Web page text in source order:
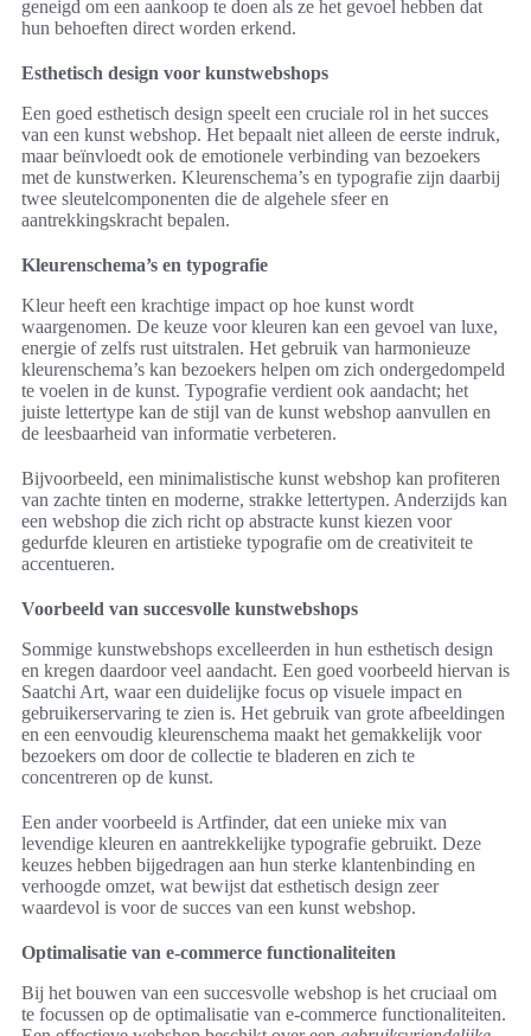
geneigd om een aankoop te doen als ze het gevoel hebben dat
hun behoeften direct worden erkend.
Esthetisch design voor kunstwebshops
Een goed esthetisch design speelt een cruciale rol in het succes
van een kunst webshop. Het bepaalt niet alleen de eerste indruk,
maar beïnvloedt ook de emotionele verbinding van bezoekers
met de kunstwerken. Kleurenschema’s en typografie zijn daarbij
twee sleutelcomponenten die de algehele sfeer en
aantrekkingskracht bepalen.
Kleurenschema’s en typografie
Kleur heeft een krachtige impact op hoe kunst wordt
waargenomen. De keuze voor kleuren kan een gevoel van luxe,
energie of zelfs rust uitstralen. Het gebruik van harmonieuze
kleurenschema’s kan bezoekers helpen om zich ondergedompeld
te voelen in de kunst. Typografie verdient ook aandacht; het
juiste lettertype kan de stijl van de kunst webshop aanvullen en
de leesbaarheid van informatie verbeteren.
Bijvoorbeeld, een minimalistische kunst webshop kan profiteren
van zachte tinten en moderne, strakke lettertypen. Anderzijds kan
een webshop die zich richt op abstracte kunst kiezen voor
gedurfde kleuren en artistieke typografie om de creativiteit te
accentueren.
Voorbeeld van succesvolle kunstwebshops
Sommige kunstwebshops excelleerden in hun esthetisch design
en kregen daardoor veel aandacht. Een goed voorbeeld hiervan is
Saatchi Art, waar een duidelijke focus op visuele impact en
gebruikerservaring te zien is. Het gebruik van grote afbeeldingen
en een eenvoudig kleurenschema maakt het gemakkelijk voor
bezoekers om door de collectie te bladeren en zich te
concentreren op de kunst.
Een ander voorbeeld is Artfinder, dat een unieke mix van
levendige kleuren en aantrekkelijke typografie gebruikt. Deze
keuzes hebben bijgedragen aan hun sterke klantenbinding en
verhoogde omzet, wat bewijst dat esthetisch design zeer
waardevol is voor de succes van een kunst webshop.
Optimalisatie van e-commerce functionaliteiten
Bij het bouwen van een succesvolle webshop is het cruciaal om
te focussen op de optimalisatie van e-commerce functionaliteiten.